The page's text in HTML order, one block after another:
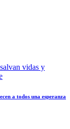
a todos una esperanza